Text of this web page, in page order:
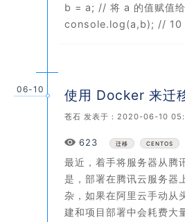
b = a; // 将 a 的值赋值
console.log(a,b); // 10
06-10 使用 Docker 来迁
苍石 发表于：2020-06-10
623 Views
迁移 CENTOS
最近，着手将服务器从腾
是，部署在腾讯云服务器
杂，如果在阿里云手动从
建和项目部署中会耗费大